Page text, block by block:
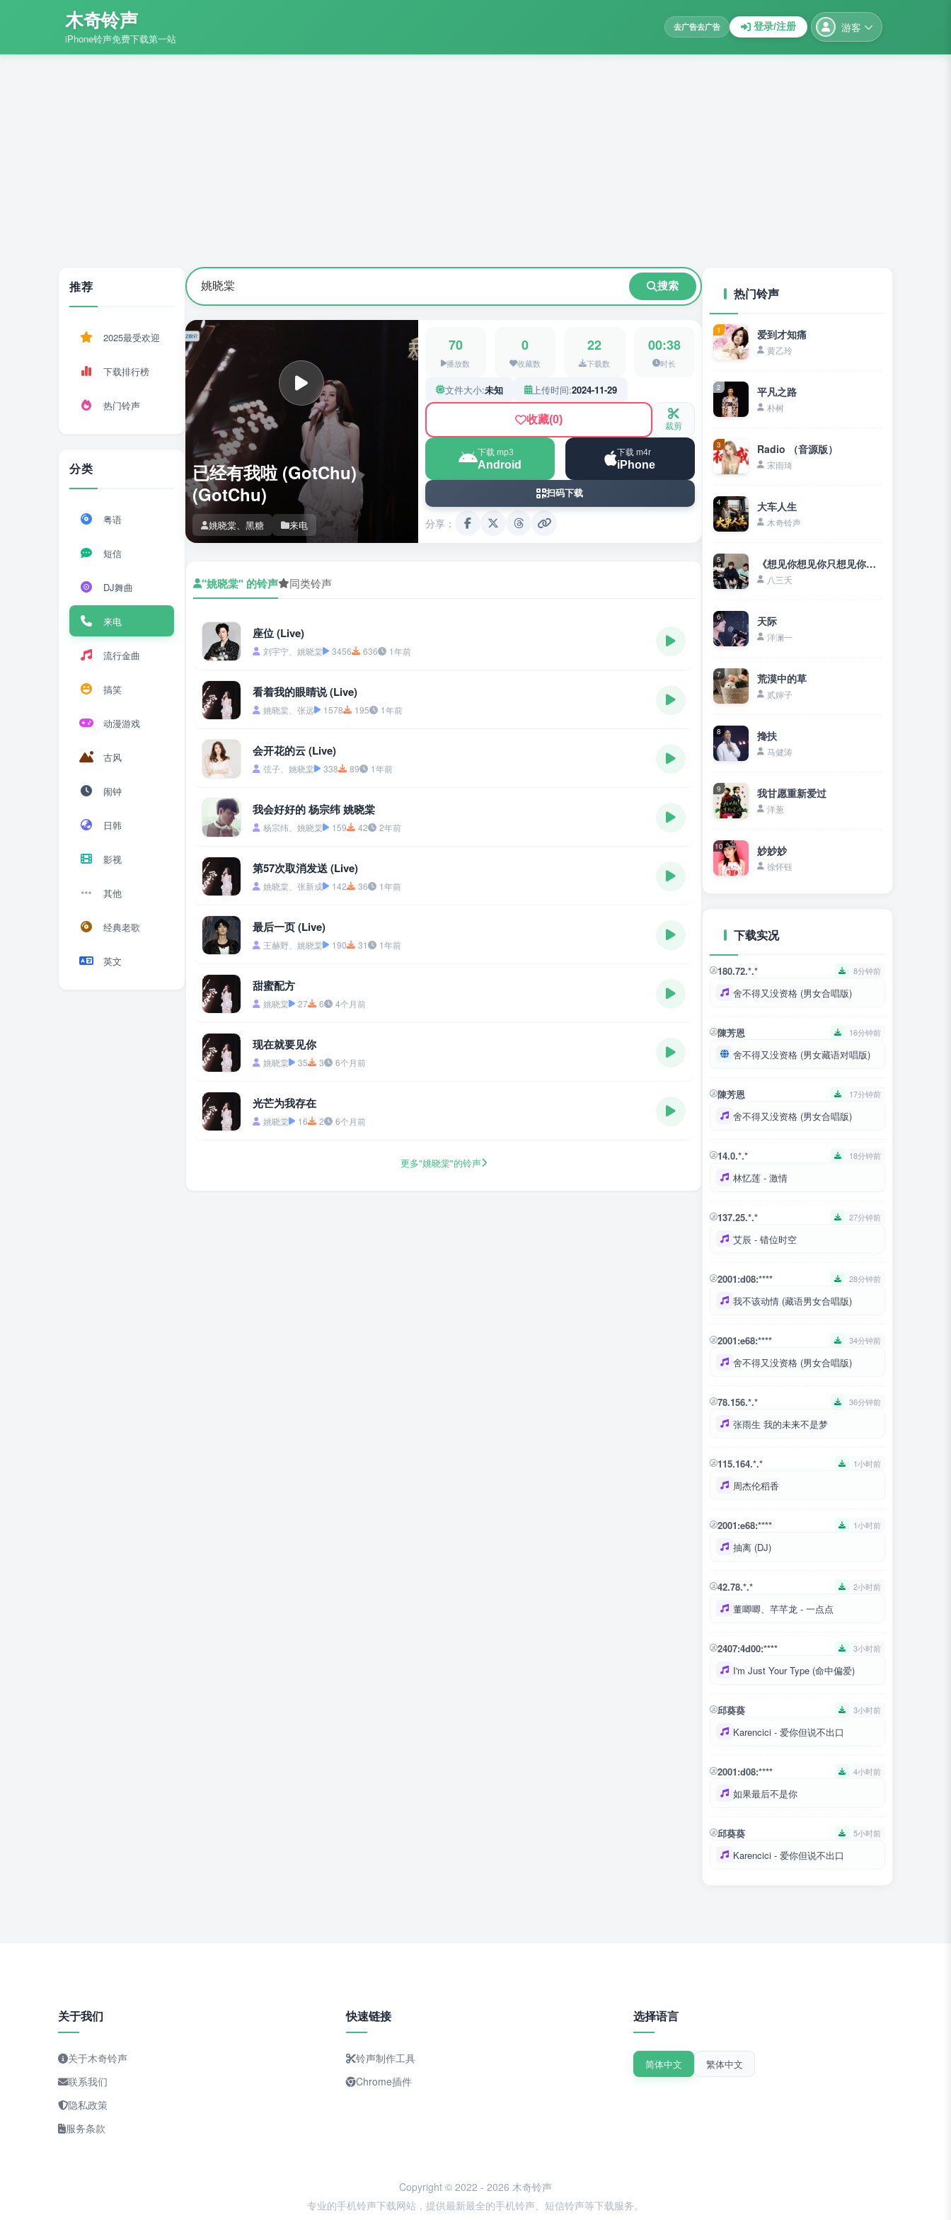
木奇铃声
iPhone铃声免费下载第一站
去广告去广告 登录/注册 游客
推荐
2025最受欢迎
下载排行榜
热门铃声
分类
粤语
短信
DJ舞曲
来电
流行金曲
搞笑
动漫游戏
古风
闹钟
日韩
影视
其他
经典老歌
英文
搜索
已经有我啦 (GotChu)
(GotChu)
姚晓棠、黑糖 来电
70
播放数
0
收藏数
22
下载数
00:38
时长
文件大小:未知 上传时间:2024-11-29
收藏(0) 裁剪
下载 mp3
Android
下载 m4r
iPhone
扫码下载
分享：
"姚晓棠" 的铃声 同类铃声
座位 (Live)
刘宇宁、姚晓棠 3456 636 1年前
看着我的眼睛说 (Live)
姚晓棠、张远 1578 195 1年前
会开花的云 (Live)
弦子、姚晓棠 338 89 1年前
我会好好的 杨宗纬 姚晓棠
杨宗纬、姚晓棠 159 42 2年前
第57次取消发送 (Live)
姚晓棠、张新成 142 36 1年前
最后一页 (Live)
王赫野、姚晓棠 190 31 1年前
甜蜜配方
姚晓棠 27 6 4个月前
现在就要见你
姚晓棠 35 3 6个月前
光芒为我存在
姚晓棠 16 2 6个月前
更多"姚晓棠"的铃声
热门铃声
1 爱到才知痛
黄乙玲
2 平凡之路
朴树
3 Radio （音源版）
宋雨琦
4 大车人生
木奇铃声
5 《想见你想见你只想见你》想见你只想见你❤未来过去我只想见你
八三夭
6 天际
洋澜一
7 荒漠中的草
贰婶子
8 搀扶
马健涛
9 我甘愿重新爱过
洋葱
10 妙妙妙
徐怀钰
下载实况
180.72.*.* 8分钟前
舍不得又没资格 (男女合唱版)
陳芳恩 16分钟前
舍不得又没资格 (男女藏语对唱版)
陳芳恩 17分钟前
舍不得又没资格 (男女合唱版)
14.0.*.* 18分钟前
林忆莲 - 激情
137.25.*.* 27分钟前
艾辰 - 错位时空
2001:d08:**** 28分钟前
我不该动情 (藏语男女合唱版)
2001:e68:**** 34分钟前
舍不得又没资格 (男女合唱版)
78.156.*.* 36分钟前
张雨生 我的未来不是梦
115.164.*.* 1小时前
周杰伦稻香
2001:e68:**** 1小时前
抽离 (DJ)
42.78.*.* 2小时前
董唧唧、芊芊龙 - 一点点
2407:4d00:**** 3小时前
I'm Just Your Type (命中偏爱)
邱葵葵 3小时前
Karencici - 爱你但说不出口
2001:d08:**** 4小时前
如果最后不是你
邱葵葵 5小时前
Karencici - 爱你但说不出口
关于我们
关于木奇铃声
联系我们
隐私政策
服务条款
快速链接
铃声制作工具
Chrome插件
选择语言
简体中文 繁体中文
Copyright © 2022 - 2026 木奇铃声
专业的手机铃声下载网站，提供最新最全的手机铃声、短信铃声等下载服务。